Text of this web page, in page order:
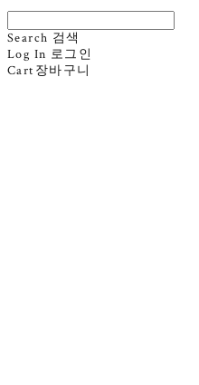
Search 검색
Log In 로그인
Cart 장바구니